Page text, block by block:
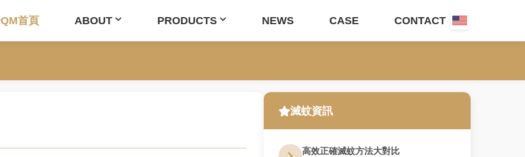
QM首頁 ABOUT PRODUCTS NEWS CASE CONTACT
滅蚊資訊
高效正確滅蚊方法大對比